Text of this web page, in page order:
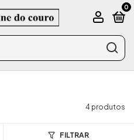
0
4 produtos
FILTRAR